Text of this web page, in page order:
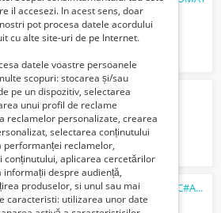
Euro €
PANZER 001-7 125CC:AUTOMAT
Euro €
ATV NITRO AKP HUMMER 006-RS10 150CC#AUTOMAT
Euro €
il accesezi. In acest sens, doar
pot procesa datele acordului
cu alte site-uri de pe Internet.
datele voastre persoanele
scopuri: stocarea și/sau
pe un dispozitiv, selectarea
unui profil de reclame
reclamelor personalizate, crearea
selectarea conținutului
performanței reclamelor,
aplicarea cercetărilor
despre audiență,
produselor, si unul sau mai
caracteristi: utilizarea unor date